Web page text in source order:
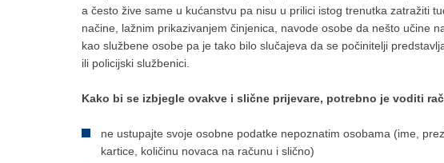
a često žive same u kućanstvu pa nisu u prilici istog trenutka zatražiti
načine, lažnim prikazivanjem činjenica, navode osobe da nešto učine
kao službene osobe pa je tako bilo slučajeva da se počinitelji
ili policijski službenici.
Kako bi se izbjegle ovakve i slične prijevare, potrebno je voditi
ne ustupajte svoje osobne podatke nepoznatim osobama (ime,
kartice, količinu novaca na računu i slično)